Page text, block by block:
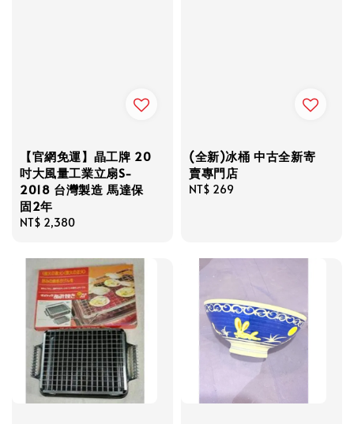
【官網免運】晶工牌 20
吋大風量工業立扇S-
2018 台灣製造 馬達保
固2年
Regular
NT$ 2,380
(全新)冰桶 中古全新寄
賣專門店
Regular
NT$ 269